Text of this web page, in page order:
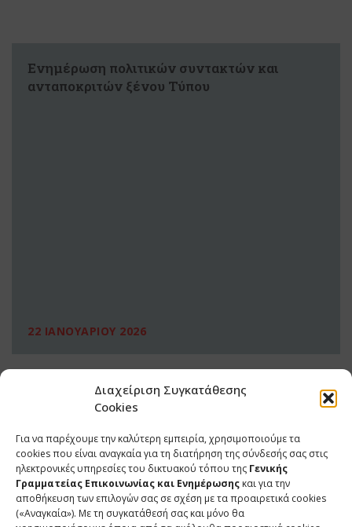
Διαχείριση Συγκατάθεσης
Cookies
Για να παρέχουμε την καλύτερη εμπειρία, χρησιμοποιούμε τα
cookies που είναι αναγκαία για τη διατήρηση της σύνδεσής σας στις
ηλεκτρονικές υπηρεσίες του δικτυακού τόπου της Γενικής
Γραμματείας Επικοινωνίας και Ενημέρωσης και για την
αποθήκευση των επιλογών σας σε σχέση με τα προαιρετικά cookies
(«Αναγκαία»). Με τη συγκατάθεσή σας και μόνο θα
Ενημέρωση πολιτικών συντακτών και
ανταποκριτών ξένου Τύπου
22 ΙΑΝΟΥΑΡΙΟΥ 2026
ΕΠΙΚΟΙΝΩΝΙΑ